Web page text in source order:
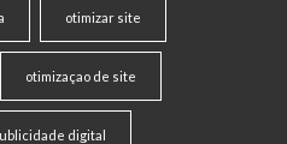
otimizar site
otimizaçao de site
digital